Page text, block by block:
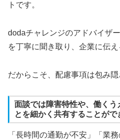
トです。
dodaチャレンジのアドバイザ
を丁寧に聞き取り、企業に伝
だからこそ、配慮事項は包み隠
面談では障害特性や、働くう
とを細かく共有することがで
「長時間の通勤が不安」「業